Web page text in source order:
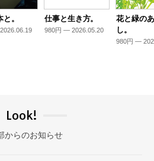
。 仕事と生き方。
980円 — 2026.05.20
花と緑の
し。
980円 —
Look!
からのお知らせ